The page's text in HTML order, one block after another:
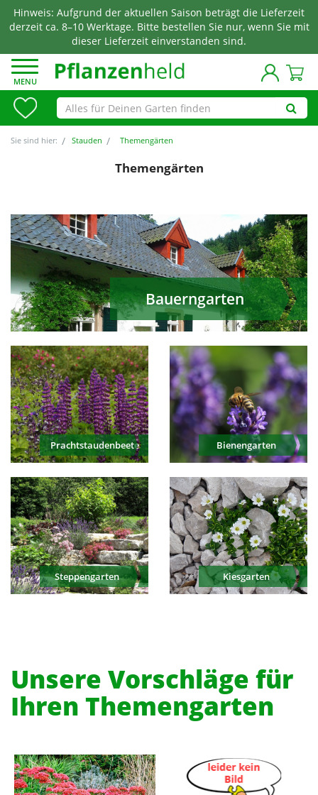
Hinweis: Aufgrund der aktuellen Saison beträgt die Lieferzeit
derzeit ca. 8–10 Werktage. Bitte bestellen Sie nur, wenn Sie mit
dieser Lieferzeit einverstanden sind.
MENU
Sie sind hier: Stauden Themengärten
Themengärten
Bauerngarten
Prachtstaudenbeete Bienengarten
Steppengarten Kiesgarten
Unsere Vorschläge für
Ihren Themengarten